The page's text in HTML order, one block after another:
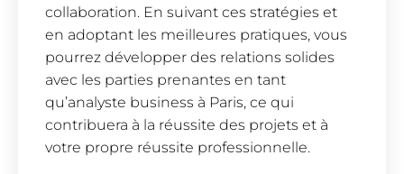
collaboration. En suivant ces stratégies et
en adoptant les meilleures pratiques, vous
pourrez développer des relations solides
avec les parties prenantes en tant
qu’analyste business à Paris, ce qui
contribuera à la réussite des projets et à
votre propre réussite professionnelle.